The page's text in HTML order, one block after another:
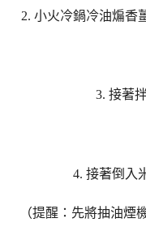
2. 小火冷鍋冷油煸香
3. 接著
4. 接著倒入
（提醒：先將抽油煙